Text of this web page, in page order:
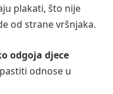
plakati, što nije
od strane vršnjaka.
odgoja djece
odnose u